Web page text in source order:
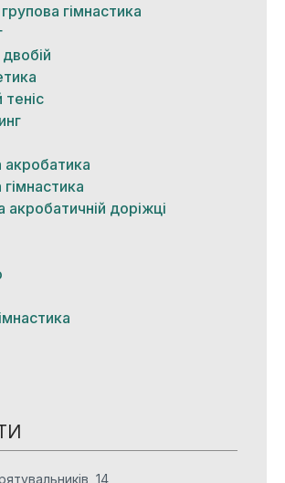
гімнастика
теніс
акробатичній доріжці
14